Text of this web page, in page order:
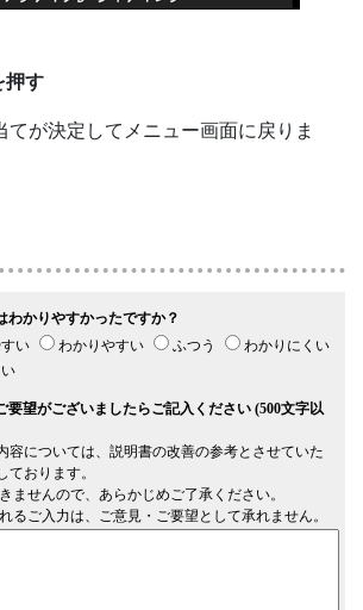
押す
てが決定してメニュー画面に戻りま